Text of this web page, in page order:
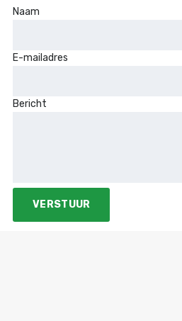
Naam
E-mailadres
Bericht